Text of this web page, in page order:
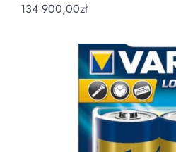
134 900,00zł